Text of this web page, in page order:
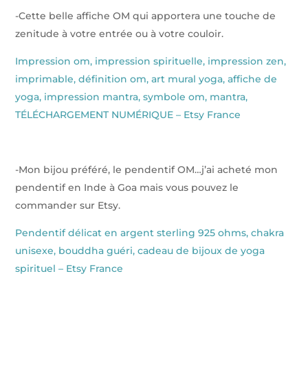
-Cette belle affiche OM qui apportera une touche de
zenitude à votre entrée ou à votre couloir.
Impression om, impression spirituelle, impression zen,
imprimable, définition om, art mural yoga, affiche de
yoga, impression mantra, symbole om, mantra,
TÉLÉCHARGEMENT NUMÉRIQUE – Etsy France
-Mon bijou préféré, le pendentif OM…j’ai acheté mon
pendentif en Inde à Goa mais vous pouvez le
commander sur Etsy.
Pendentif délicat en argent sterling 925 ohms, chakra
unisexe, bouddha guéri, cadeau de bijoux de yoga
spirituel – Etsy France